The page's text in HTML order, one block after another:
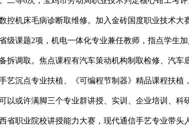
控机床毛病诊断取维修。加入金砖国度职业技术
级课题2项，机电一体化专业兼任教师，指点学生
拆调取。焦点课程有汽车策动机构制取检修、汽
艺沉点专业扶植、《可编程节制器》精品课程扶
以或许满脚三个专业群讲授、实训、企业培训、
省职业院校讲授能力大赛，现代通信手艺专业带